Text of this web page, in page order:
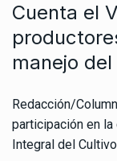
Cuenta el
manejo
Redacción/
participación en
Integral del